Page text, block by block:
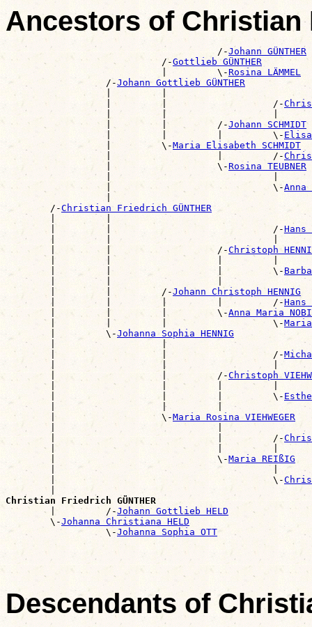
Ancestors of Christian
                                      /-
Johann GÜNTHER
                            /-
Gottlieb GÜNTHER
                            |         \-
Rosina LÄMMEL
                  /-
Johann Gottlieb GÜNTHER
|         |
                  |         |                   /-
|         |                   |
                  |         |         /-
Johann SCHMIDT
                  |         |         |         \-
                  |         \-
Maria Elisabeth SCHMIDT
                  |                   |         /-
                  |                   \-
Rosina TEUBNER
|                             |
                  |                             \-
Anna
        /-
Christian Friedrich GÜNTHER
        |         |                             /-
Hans
|         |                             |
        |         |                   /-
Christoph
        |         |                   |         \-
|         |                   |
        |         |         /-
Johann Christoph HENNIG
        |         |         |         |         /-
Hans
        |         |         |         \-
Anna Maria
        |         |         |                   \-
Maria
        |         \-
Johanna Sophia HENNIG
|                   |
        |                   |                   /-
|                   |                   |
        |                   |         /-
Christoph
|                   |         |         |
        |                   |         |         \-
|                   |         |
        |                   \-
Maria Rosina VIEHWEGER
|                             |
        |                             |         /-
|                             |         |
        |                             \-
Maria REIßIG
|                                       |
        |                                       \-
|
Christian Friedrich GÜNTHER
|         /-Johann Gottlieb HELD
        \-
Johanna Christiana HELD
                  \-
Johanna Sophia OTT
Descendants of